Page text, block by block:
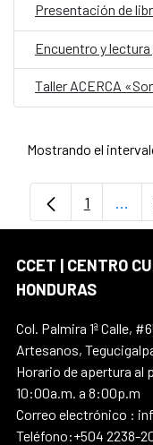
Taller ACERCA
Mostrando el
Página
1 ...
CCET | CENTRO
HONDURAS
Col. Palmira 1ª Calle,
Artesanos,
Horario de apertura al
10:00a.m. a 8:00p.m
Correo electrónico :
Teléfono:+504 2238-